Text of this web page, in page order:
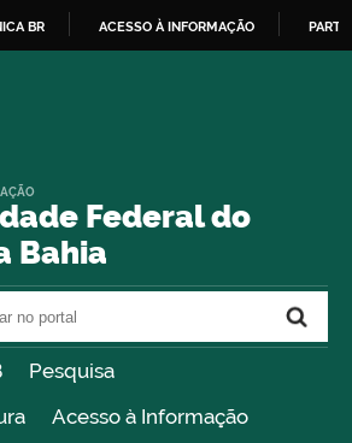
BR ACESSO À INFORMAÇÃO
Federal do
Bahia
Pesquisa
Acesso à Informação